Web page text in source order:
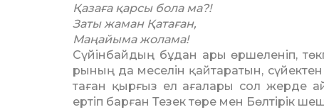
Қазаға қарсы бола ма?!
Заты жаман Қатаған,
Маңайыма жолама!
Сүйінбайдың бұдан ары өрше­ле­ніп,
рының да меселін қайтаратын,
та­ған қырғыз ел ағалары сол жерде
ертіп бар­ған Тезек төре мен Бөлтірік